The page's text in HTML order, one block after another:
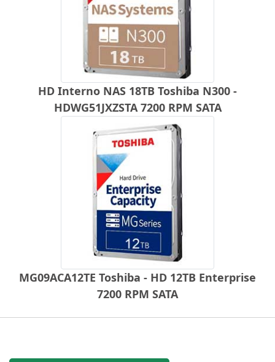
HD Interno NAS 18TB Toshiba N300 -
HDWG51JXZSTA 7200 RPM SATA
MG09ACA12TE Toshiba - HD 12TB Enterprise
7200 RPM SATA